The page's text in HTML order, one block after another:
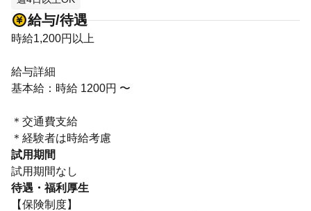
給与/待遇
時給1,200円以上
給与詳細
基本給：時給 1200円 〜
＊交通費支給
＊経験者は時給考慮
試用期間
試用期間なし
待遇・福利厚生
【保険制度】